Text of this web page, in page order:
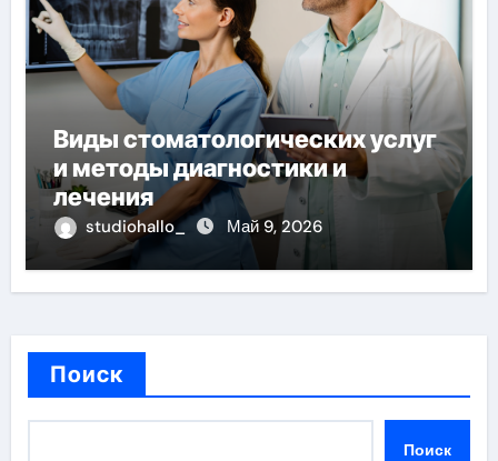
Виды стоматологических услуг
и методы диагностики и
лечения
studiohallo_ Май 9, 2026
Поиск
Поиск